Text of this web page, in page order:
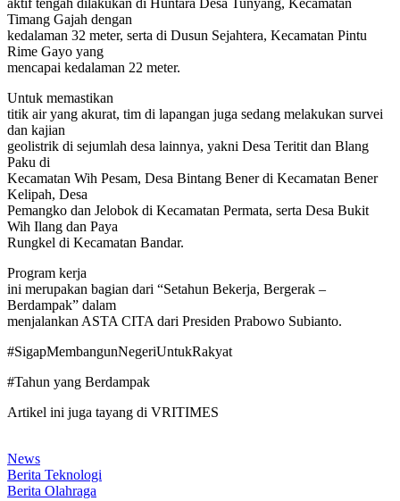
Timang Gajah dengan
kedalaman 32 meter, serta di Dusun Sejahtera, Kecamatan Pintu
Rime Gayo yang
mencapai kedalaman 22 meter.
Untuk memastikan
titik air yang akurat, tim di lapangan juga sedang melakukan survei
dan kajian
geolistrik di sejumlah desa lainnya, yakni Desa Teritit dan Blang
Paku di
Kecamatan Wih Pesam, Desa Bintang Bener di Kecamatan Bener
Kelipah, Desa
Pemangko dan Jelobok di Kecamatan Permata, serta Desa Bukit
Wih Ilang dan Paya
Rungkel di Kecamatan Bandar.
Program kerja
ini merupakan bagian dari “Setahun Bekerja, Bergerak –
Berdampak” dalam
menjalankan ASTA CITA dari Presiden Prabowo Subianto.
#SigapMembangunNegeriUntukRakyat
#Tahun yang Berdampak
Artikel ini juga tayang di VRITIMES
News
Berita Teknologi
Berita Olahraga